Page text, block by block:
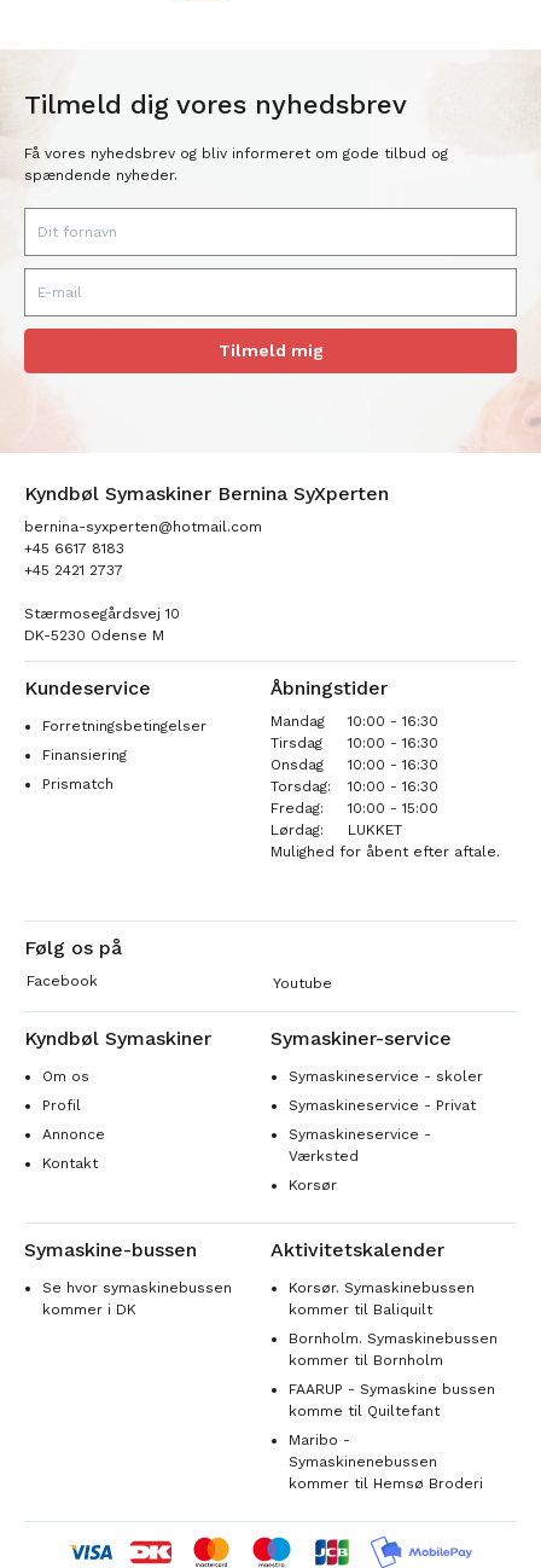
Tilmeld dig vores nyhedsbrev
Få vores nyhedsbrev og bliv informeret om gode tilbud og
spændende nyheder.
Tilmeld mig
Kyndbøl Symaskiner Bernina SyXperten
bernina-syxperten@hotmail.com
+45 6617 8183
+45 2421 2737
Stærmosegårdsvej 10
DK-5230 Odense M
Kundeservice
Forretningsbetingelser
Finansiering
Prismatch
Åbningstider
Mandag
10:00 - 16:30
Tirsdag
10:00 - 16:30
Onsdag
10:00 - 16:30
Torsdag:
10:00 - 16:30
Fredag:
10:00 - 15:00
Lørdag:
LUKKET
Mulighed for åbent efter aftale.
Følg os på
Facebook Youtube
Kyndbøl Symaskiner
Om os
Profil
Annonce
Kontakt
Symaskiner-service
Symaskineservice - skoler
Symaskineservice - Privat
Symaskineservice -
Værksted
Korsør
Symaskine-bussen
Se hvor symaskinebussen
kommer i DK
Aktivitetskalender
Korsør. Symaskinebussen
kommer til Baliquilt
Bornholm. Symaskinebussen
kommer til Bornholm
FAARUP - Symaskine bussen
komme til Quiltefant
Maribo -
Symaskinenebussen
kommer til Hemsø Broderi